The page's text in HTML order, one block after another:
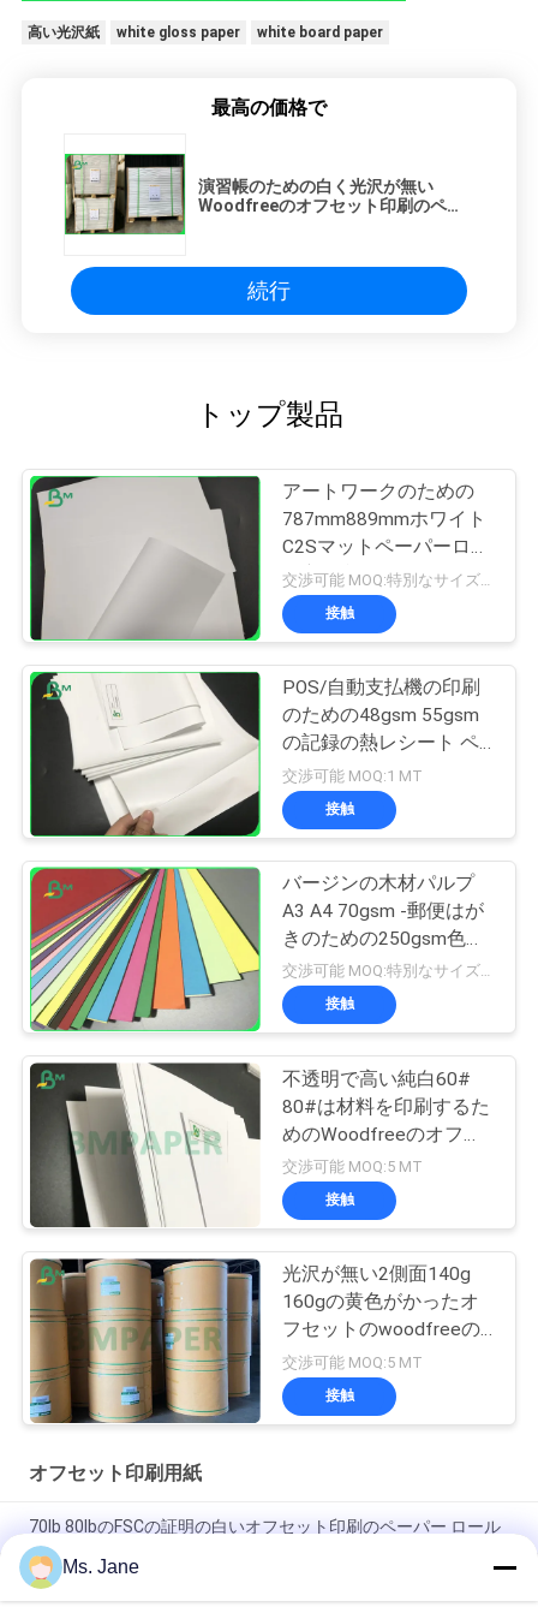
高い光沢紙 white gloss paper white board paper
最高の価格で
演習帳のための白く光沢が無い
Woodfreeのオフセット印刷のペー
続行
トップ製品
アートワークのための
787mm889mmホワイト
C2Sマットペーパーロー
ル良い印刷
接触
POS/自動支払機の印刷
のための48gsm 55gsm
の記録の熱レシート ペ
ーパー ロールスロイス
交渉可能 MOQ:1 MT
接触
バージンの木材パルプ
A3 A4 70gsm -郵便はが
きのための250gsm色の
Woodfreeのペーパー
交渉可能 MOQ:特別なサイズの共通のサイズ及び10トンのための1トン
接触
不透明で高い純白60#
80#は材料を印刷するた
めのWoodfreeのオフセ
ットのペーパーをショー
トメッセージを送る
交渉可能 MOQ:5 MT
接触
光沢が無い2側面140g
160gの黄色がかったオ
フセットのwoodfreeの
ペーパー/アイボリーの
本のペーパー
交渉可能 MOQ:5 MT
接触
オフセット印刷用紙
70lb 80lbのFSCの証明の白いオフセット印刷のペーパー ロール
ロールのサイズ650/800mmの高い剛さそして機械強さのオフ
セット印刷のペーパー
Ms. Jane